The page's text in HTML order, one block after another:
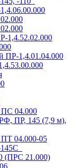
1,4.52.02.000
ПР-1,4.01.04.000
04.000
ПР, 145 (7,9 м),
04.000-05
(ПРС 21.000)